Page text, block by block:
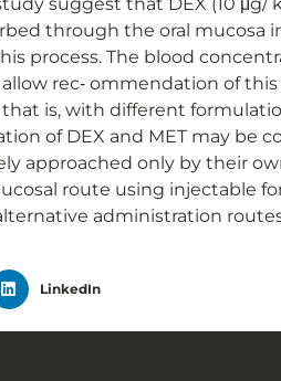
through the oral mucosa
process. The blood
rec‐ ommendation of
is, with different
of DEX and MET may be
approached only by their
route using injectable
administration
LinkedIn